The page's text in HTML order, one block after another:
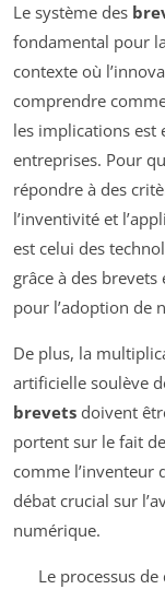
Le système des
fondamental pour
contexte où
comprendre
les implications est
entreprises. Pour
répondre à des
l’inventivité et
est celui des
grâce à des
pour l’adoption de
De plus, la
artificielle soulève
brevets doivent
portent sur le fait
comme l’inventeur
débat crucial sur
numérique.
Le processus